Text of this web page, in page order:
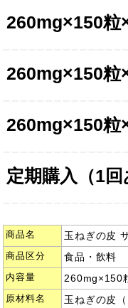
260mg×150粒
260mg×150粒
260mg×150粒
定期購入（1回
商品名 玉ねぎの皮
商品区分 食品・飲料
内容量 260mg×150
原材料名
玉ねぎの皮